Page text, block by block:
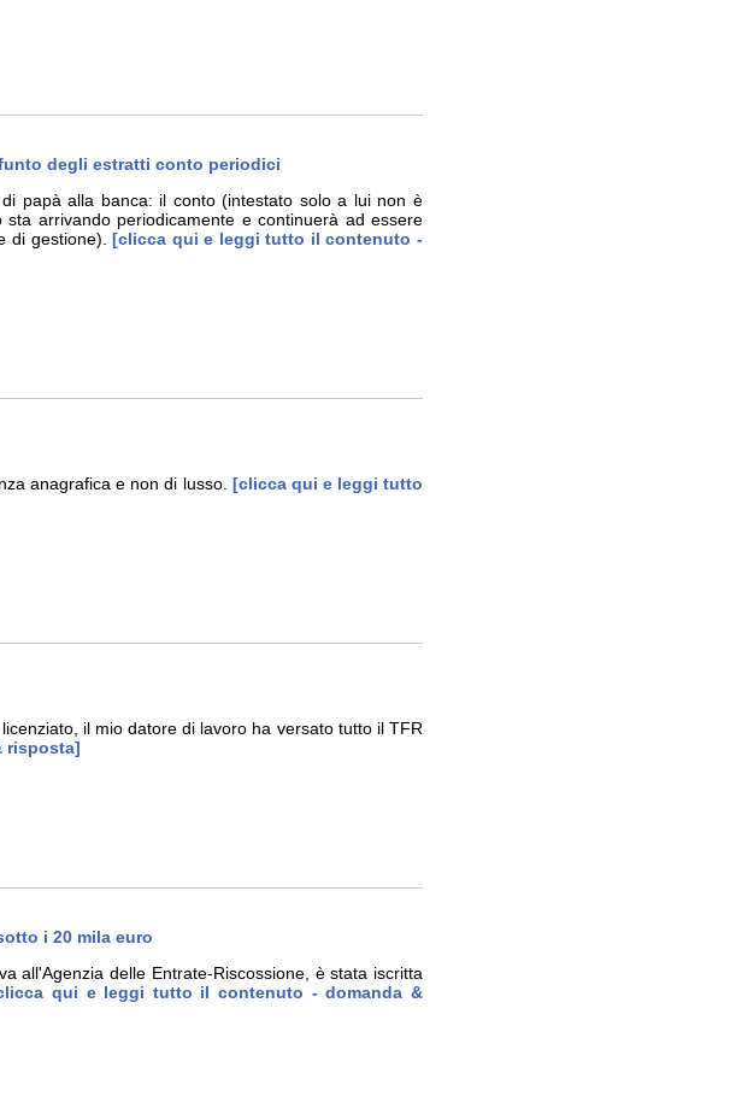
degli estratti conto periodici
di papà alla banca: il conto (intestato solo a lui non è
arrivando periodicamente e continuerà ad essere
di gestione). [clicca qui e leggi tutto il contenuto -
anagrafica e non di lusso. [clicca qui e leggi tutto
il mio datore di lavoro ha versato tutto il TFR
risposta]
i 20 mila euro
all'Agenzia delle Entrate-Riscossione, è stata iscritta
qui e leggi tutto il contenuto - domanda &